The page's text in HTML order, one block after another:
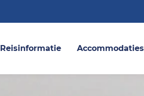
Reisinformatie Accommodaties